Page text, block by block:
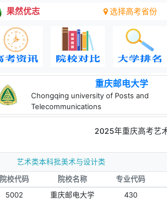
果然优志 选择高考省份
重庆邮电大学
Chongqing university of Posts and
Telecommunications
2025年重庆高考艺
艺术类本科批美术与设计类
院校代码
院校名称 专业代码
5002
重庆邮电大学 430